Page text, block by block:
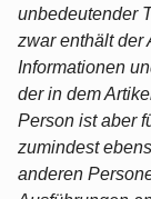
unbedeutender
zwar enthält der
Informationen
der in dem
Person ist aber
zumindest
anderen